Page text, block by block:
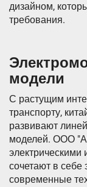
дизайном,
требования.
модели
С растущим
транспорту,
развивают
моделей. ООО
электрическими
сочетают в себе
современные